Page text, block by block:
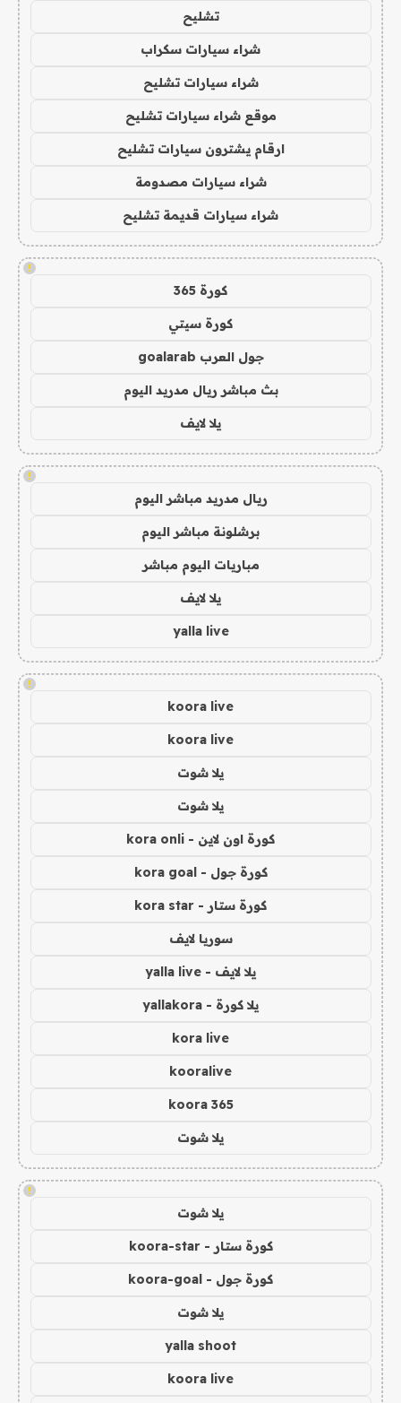
تشليح
شراء سيارات سكراب
شراء سيارات تشليح
موقع شراء سيارات تشليح
ارقام يشترون سيارات تشليح
شراء سيارات مصدومة
شراء سيارات قديمة تشليح
!
كورة 365
كورة سيتي
جول العرب goalarab
بث مباشر ريال مدريد اليوم
يلا لايف
!
ريال مدريد مباشر اليوم
برشلونة مباشر اليوم
مباريات اليوم مباشر
يلا لايف
yalla live
!
koora live
koora live
يلا شوت
يلا شوت
كورة اون لاين - kora onli
كورة جول - kora goal
كورة ستار - kora star
سوريا لايف
يلا لايف - yalla live
يلا كورة - yallakora
kora live
kooralive
koora 365
يلا شوت
!
يلا شوت
كورة ستار - koora-star
كورة جول - koora-goal
يلا شوت
yalla shoot
koora live